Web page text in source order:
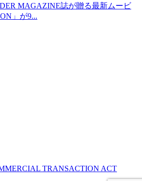
MAGAZINE誌が贈る最新ムービ
」が9...
TRANSACTION ACT